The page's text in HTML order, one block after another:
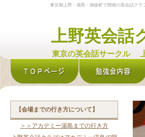
東京都上野・湯島・御徒町で開催の英会話クラ
上野英会話
東京の英会話サークル 上
【会場までの行き方について】
＞＞アカデミー湯島までの行き方